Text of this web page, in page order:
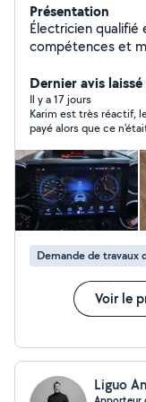
Présentation
Électricien
compétences et
électrique, la mise
dépannage,
professionnalisme
satisfaction. Grâce à ma polyvalence, je réalise
également de
de meubles,
petites
travaux du quotidien. Sérieux, minutieux et
m'engage à
adapté à vos
Dernier avis
Il y a 17 jours
Karim est très réactif,
payé alors que ce
matériel en moins.
Demande de travaux
Voir le
Liguo